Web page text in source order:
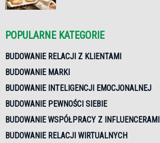
POPULARNE KATEGORIE
BUDOWANIE RELACJI Z KLIENTAMI
BUDOWANIE MARKI
BUDOWANIE INTELIGENCJI EMOCJONALNEJ
BUDOWANIE PEWNOŚCI SIEBIE
BUDOWANIE WSPÓŁPRACY Z INFLUENCERAMI
BUDOWANIE RELACJI WIRTUALNYCH